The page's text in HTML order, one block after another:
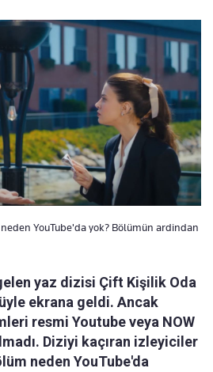
YouTube'da yok? Bölümün ardindan
yaz dizisi Çift Kişilik Oda
ekrana geldi. Ancak
resmi Youtube veya NOW
Diziyi kaçıran izleyiciler
neden YouTube'da